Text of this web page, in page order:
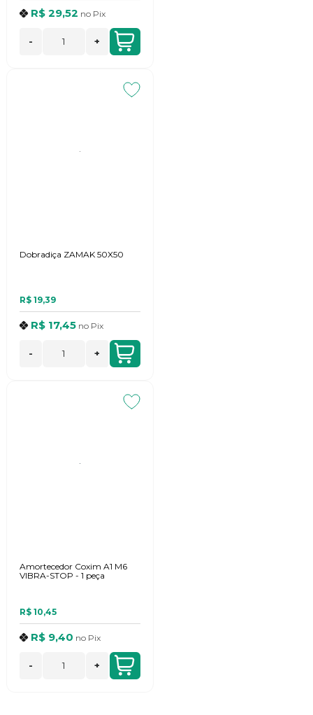
R$ 29,52 no Pix
- +
Dobradiça ZAMAK 50X50
R$ 19,39
R$ 17,45 no Pix
- +
Amortecedor Coxim A1 M6
VIBRA-STOP - 1 peça
R$ 10,45
R$ 9,40 no Pix
- +